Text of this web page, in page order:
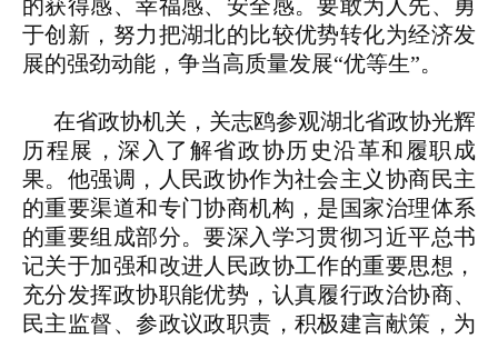
的获得感、幸福感、安全感。要敢为人先、勇
于创新，努力把湖北的比较优势转化为经济发
展的强劲动能，争当高质量发展“优等生”。
在省政协机关，关志鸥参观湖北省政协光辉
历程展，深入了解省政协历史沿革和履职成
果。他强调，人民政协作为社会主义协商民主
的重要渠道和专门协商机构，是国家治理体系
的重要组成部分。要深入学习贯彻习近平总书
记关于加强和改进人民政协工作的重要思想，
充分发挥政协职能优势，认真履行政治协商、
民主监督、参政议政职责，积极建言献策，为